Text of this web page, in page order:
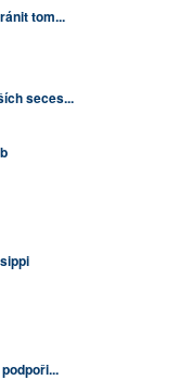
tom...
seces...